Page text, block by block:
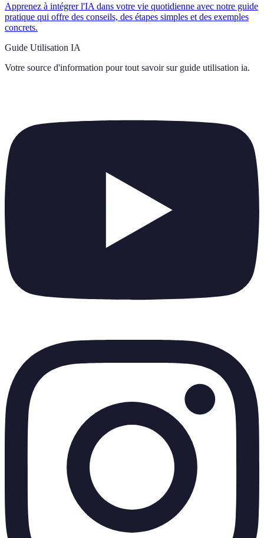
Apprenez à intégrer l'IA dans votre vie quotidienne avec notre guide
pratique qui offre des conseils, des étapes simples et des exemples
concrets.
Guide Utilisation IA
Votre source d'information pour tout savoir sur guide utilisation ia.